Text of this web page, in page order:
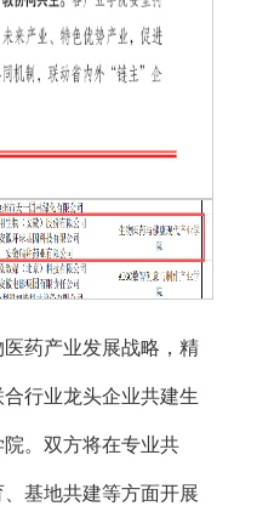
药产业发展战略，精
行业龙头企业共建生
。双方将在专业共
基地共建等方面开展